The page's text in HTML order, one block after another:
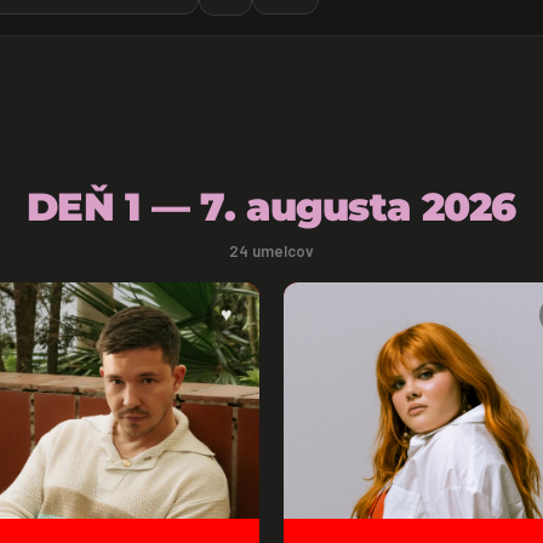
DEŇ 1 — 7. augusta 2026
24 umelcov
♥